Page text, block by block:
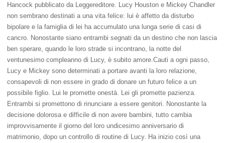
Hancock pubblicato da Leggereditore. Lucy Houston e Mickey Chandler
non sembrano destinati a una vita felice: lui è affetto da disturbo
bipolare e la famiglia di lei ha accumulato una lunga serie di casi di
cancro. Nonostante siano entrambi segnati da un destino che non lascia
ben sperare, quando le loro strade si incontrano, la notte del
ventunesimo compleanno di Lucy, è subito amore.Cauti a ogni passo,
Lucy e Mickey sono determinati a portare avanti la loro relazione,
consapevoli di non essere in grado di donare un futuro felice a un
possibile figlio. Lui le promette onestà. Lei gli promette pazienza.
Entrambi si promettono di rinunciare a essere genitori. Nonostante la
decisione dolorosa e difficile di non avere bambini, tutto cambia
improvvisamente il giorno del loro undicesimo anniversario di
matrimonio, dopo un controllo di routine di Lucy. Ha inizio così una